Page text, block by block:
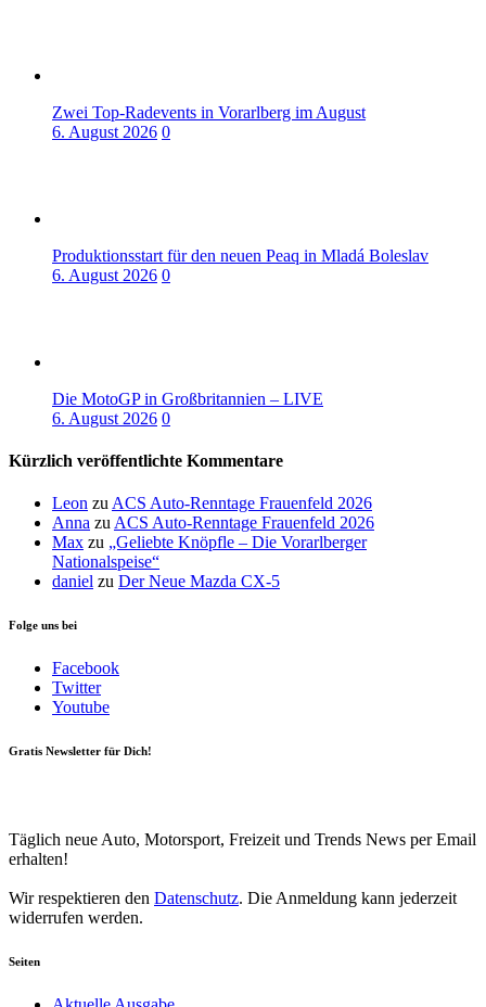
Zwei Top-Radevents in Vorarlberg im August
6. August 2026 0
Produktionsstart für den neuen Peaq in Mladá Boleslav
6. August 2026 0
Die MotoGP in Großbritannien – LIVE
6. August 2026 0
Kürzlich veröffentlichte Kommentare
Leon zuACS Auto-Renntage Frauenfeld 2026
Anna zuACS Auto-Renntage Frauenfeld 2026
Max zu „Geliebte Knöpfle – Die Vorarlberger
Nationalspeise“
daniel zu Der Neue Mazda CX-5
Folge uns bei
Facebook
Twitter
Youtube
Gratis Newsletter für Dich!
Täglich neue Auto, Motorsport, Freizeit und Trends News per Email
erhalten!
Wir respektieren den Datenschutz. Die Anmeldung kann jederzeit
widerrufen werden.
Seiten